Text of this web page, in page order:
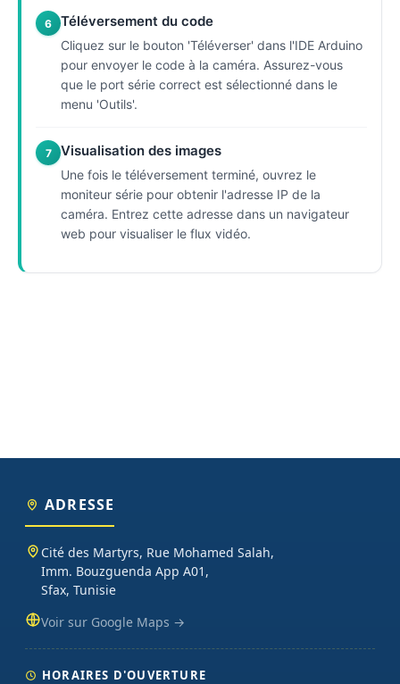
6 Téléversement du code
Cliquez sur le bouton 'Téléverser' dans l'IDE Arduino
pour envoyer le code à la caméra. Assurez-vous
que le port série correct est sélectionné dans le
menu 'Outils'.
7 Visualisation des images
Une fois le téléversement terminé, ouvrez le
moniteur série pour obtenir l'adresse IP de la
caméra. Entrez cette adresse dans un navigateur
web pour visualiser le flux vidéo.
ADRESSE
Cité des Martyrs, Rue Mohamed Salah,
Imm. Bouzguenda App A01,
Sfax, Tunisie
Voir sur Google Maps →
HORAIRES D'OUVERTURE